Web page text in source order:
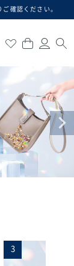
ご確認ください。